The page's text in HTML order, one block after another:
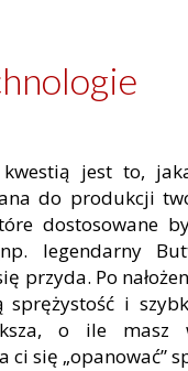
kwestią jest to,
do produkcji
dostosowane
legendarny
przyda. Po
sprężystość i
o ile masz
się „opanować”